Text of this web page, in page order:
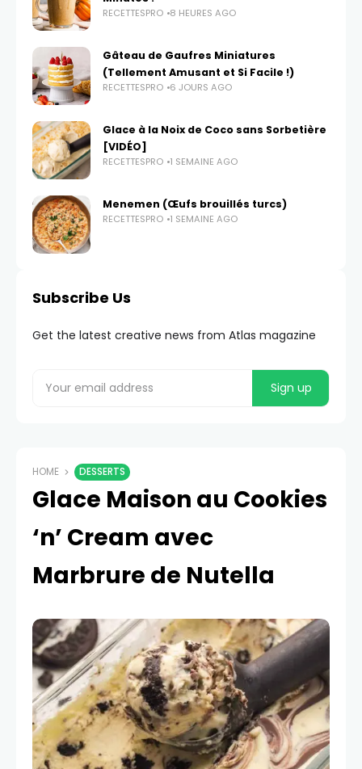
RECETTESPRO 8 HEURES AGO
Gâteau de Gaufres Miniatures
(Tellement Amusant et Si Facile !)
RECETTESPRO 6 JOURS AGO
Glace à la Noix de Coco sans Sorbetière
[VIDÉO]
RECETTESPRO 1 SEMAINE AGO
Menemen (Œufs brouillés turcs)
RECETTESPRO 1 SEMAINE AGO
Subscribe Us
Get the latest creative news from Atlas magazine
HOME DESSERTS
Glace Maison au Cookies
‘n’ Cream avec
Marbrure de Nutella